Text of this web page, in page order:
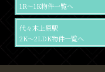
1R～1K物件一覧へ
代々木上原駅
2K～2LDK物件一覧へ